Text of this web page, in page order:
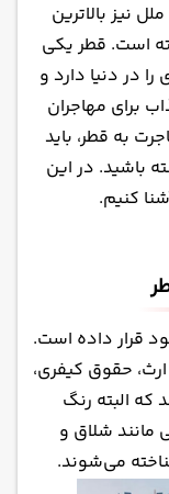
در قطر
قطر
نیز بالاترین
است. قطر یکی
در دنیا دارد و
برای مهاجران
به قطر، باید
باشید. در این
کنیم.
قرار داده است.
ارث، حقوق کیفری،
که البته رنگ
مانند شلاق و
می‌شوند.